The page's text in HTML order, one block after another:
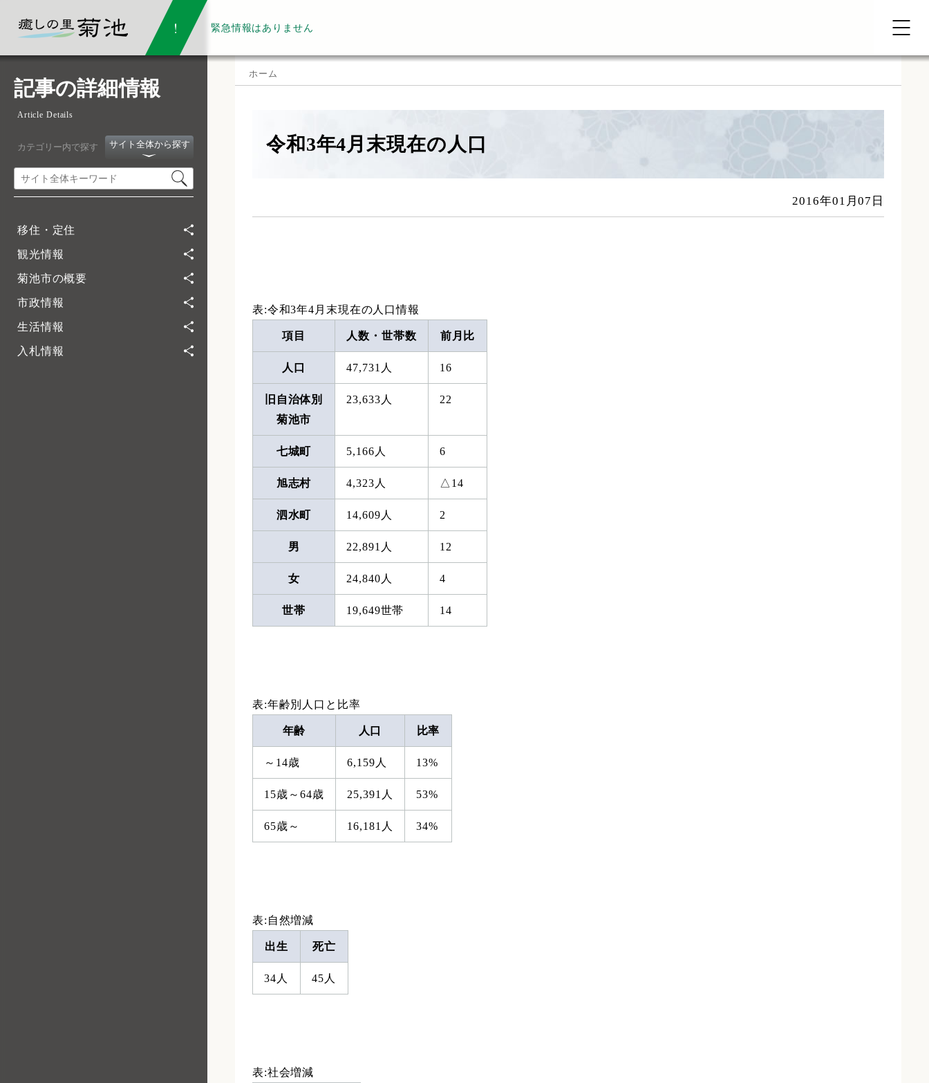
緊急情報はありません
記事の詳細情報
Article Details
カテゴリー内で探す サイト全体から探す
移住・定住
観光情報
菊池市の概要
市政情報
生活情報
入札情報
ホーム
令和3年4月末現在の人口
2016年01月07日
表:令和3年4月末現在の人口情報
項目
人数・世帯数 前月比
人口 47,731人 16
旧自治体別
菊池市
23,633人 22
七城町 5,166人 6
旭志村 4,323人 △14
泗水町 14,609人 2
男 22,891人 12
女 24,840人 4
世帯 19,649世帯 14
表:年齢別人口と比率
年齢
人口 比率
～14歳 6,159人 13%
15歳～64歳 25,391人 53%
65歳～ 16,181人 34%
表:自然増減
出生
死亡
34人 45人
表:社会増減